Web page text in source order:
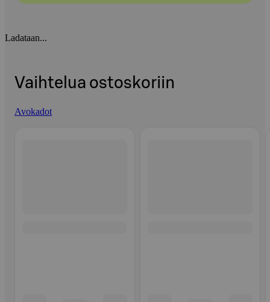
Ladataan...
Vaihtelua ostoskoriin
Avokadot